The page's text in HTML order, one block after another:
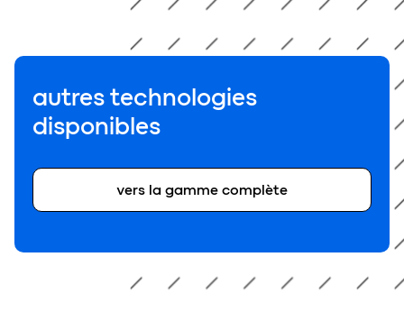
autres technologies
disponibles
vers la gamme complète